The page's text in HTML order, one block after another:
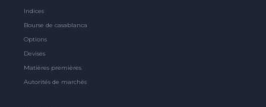
Indices
Bourse de casablanca
Options
Devises
Matières premières
Autorités de marchés